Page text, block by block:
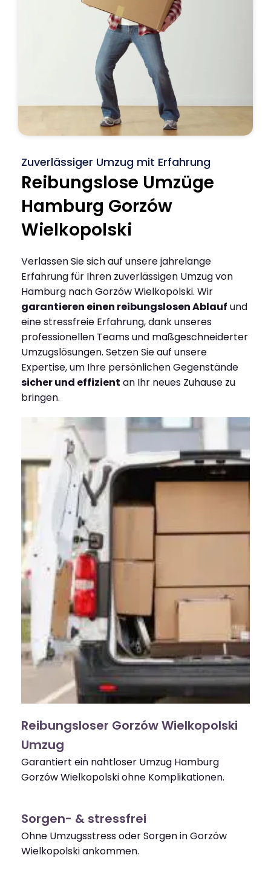
Zuverlässiger Umzug mit Erfahrung
Reibungslose Umzüge
Hamburg Gorzów
Wielkopolski
Verlassen Sie sich auf unsere jahrelange
Erfahrung für Ihren zuverlässigen Umzug von
Hamburg nach Gorzów Wielkopolski. Wir
garantieren einen reibungslosen Ablauf und
eine stressfreie Erfahrung, dank unseres
professionellen Teams und maßgeschneiderter
Umzugslösungen. Setzen Sie auf unsere
Expertise, um Ihre persönlichen Gegenstände
sicher und effizient an Ihr neues Zuhause zu
bringen.
Reibungsloser Gorzów Wielkopolski
Umzug
Garantiert ein nahtloser Umzug Hamburg
Gorzów Wielkopolski ohne Komplikationen.
Sorgen- & stressfrei
Ohne Umzugsstress oder Sorgen in Gorzów
Wielkopolski ankommen.